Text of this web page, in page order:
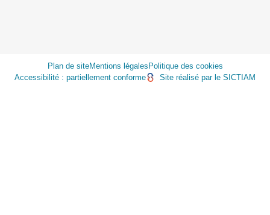
Plan de siteMentions légales Politique des cookies
Accessibilité : partiellement conforme
Site réalisé par le SICTIAM